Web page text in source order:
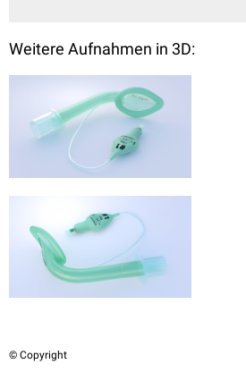
Weitere Aufnahmen in 3D:
© Copyright